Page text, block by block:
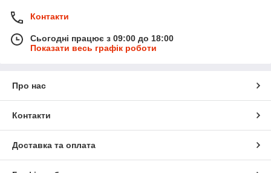
Контакти
Сьогодні працює з 09:00 до 18:00
Показати весь графік роботи
Про нас
Контакти
Доставка та оплата